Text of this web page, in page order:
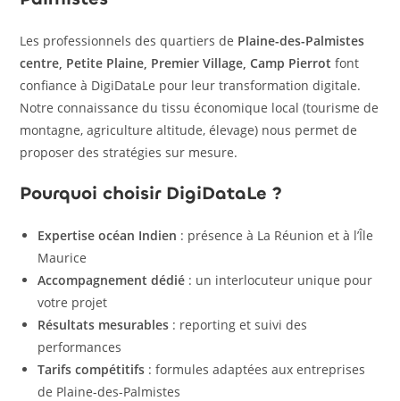
Les professionnels des quartiers de Plaine-des-Palmistes
centre, Petite Plaine, Premier Village, Camp Pierrot font
confiance à DigiDataLe pour leur transformation digitale.
Notre connaissance du tissu économique local (tourisme de
montagne, agriculture altitude, élevage) nous permet de
proposer des stratégies sur mesure.
Pourquoi choisir DigiDataLe ?
Expertise océan Indien : présence à La Réunion et à l’Île
Maurice
Accompagnement dédié : un interlocuteur unique pour
votre projet
Résultats mesurables : reporting et suivi des
performances
Tarifs compétitifs : formules adaptées aux entreprises
de Plaine-des-Palmistes